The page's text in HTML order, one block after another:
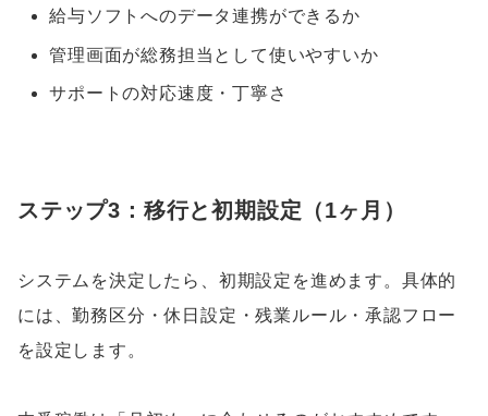
給与ソフトへのデータ連携ができるか
管理画面が総務担当として使いやすいか
サポートの対応速度・丁寧さ
ステップ3：移行と初期設定（1ヶ月）
システムを決定したら、初期設定を進めます。具体的
には、勤務区分・休日設定・残業ルール・承認フロー
を設定します。